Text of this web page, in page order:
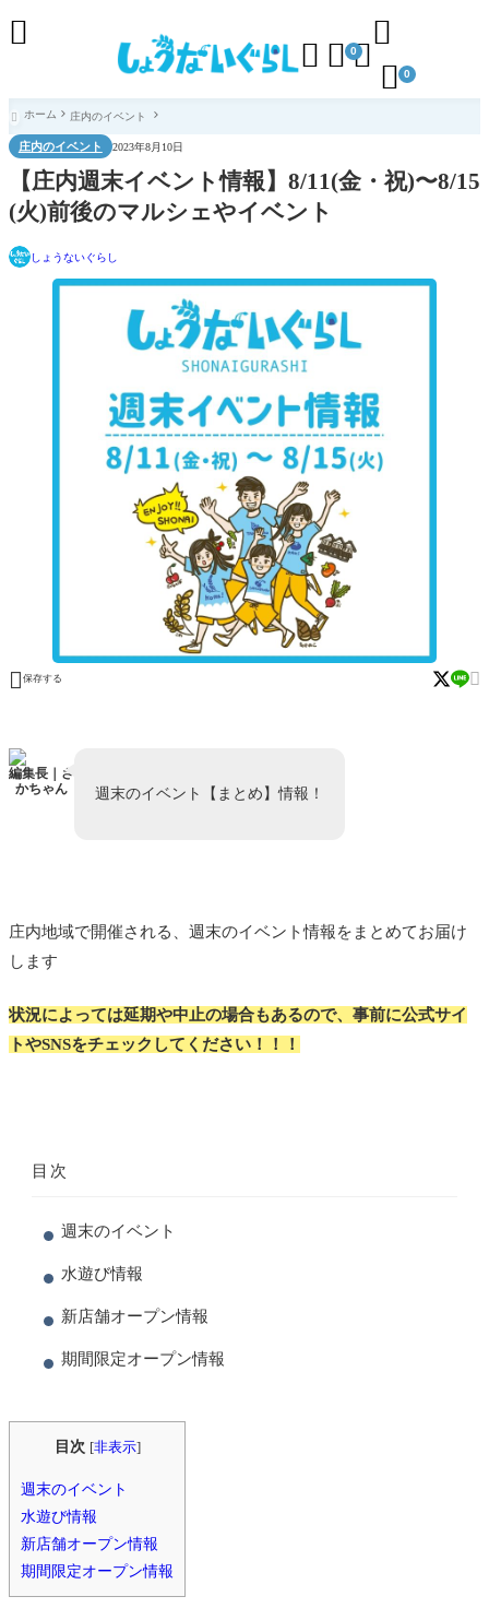
  0

 0

 ホーム 庄内のイベント
庄内のイベント 2023年8月10日
【庄内週末イベント情報】8/11(金・祝)〜8/15
(火)前後のマルシェやイベント
しょうないぐらし
 保存する 
編集長｜さ
かちゃん
週末のイベント【まとめ】情報！
庄内地域で開催される、 週末のイベント情報をまとめてお届け
します
状況によっては延期や中止の場合もあるので、事前に公式サイ
トやSNSをチェックしてください！！！
目次
週末のイベント
水遊び情報
新店舗オープン情報
期間限定オープン情報
目次 [非表示]
週末のイベント
水遊び情報
新店舗オープン情報
期間限定オープン情報